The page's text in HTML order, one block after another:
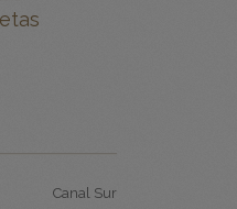
Verheijen, de Otros